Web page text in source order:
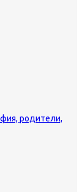
родители,